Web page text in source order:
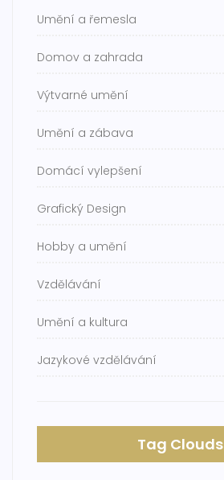
Umění a řemesla
Domov a zahrada
Výtvarné umění
Umění a zábava
Domácí vylepšení
Grafický Design
Hobby a umění
Vzdělávání
Umění a kultura
Jazykové vzdělávání
Tag Clouds